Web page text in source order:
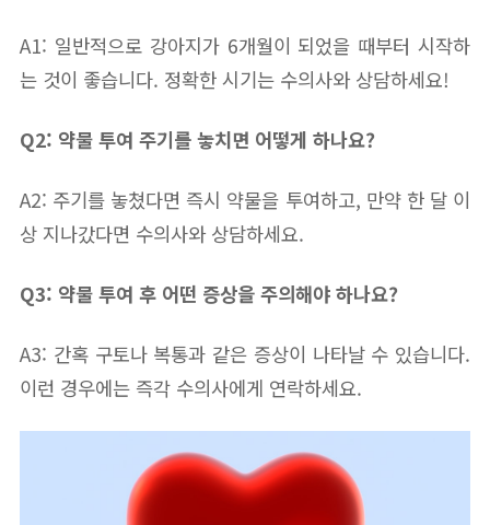
A1: 일반적으로 강아지가 6개월이 되었을 때부터 시작하
는 것이 좋습니다. 정확한 시기는 수의사와 상담하세요!
Q2: 약물 투여 주기를 놓치면 어떻게 하나요?
A2: 주기를 놓쳤다면 즉시 약물을 투여하고, 만약 한 달 이
상 지나갔다면 수의사와 상담하세요.
Q3: 약물 투여 후 어떤 증상을 주의해야 하나요?
A3: 간혹 구토나 복통과 같은 증상이 나타날 수 있습니다.
이런 경우에는 즉각 수의사에게 연락하세요.